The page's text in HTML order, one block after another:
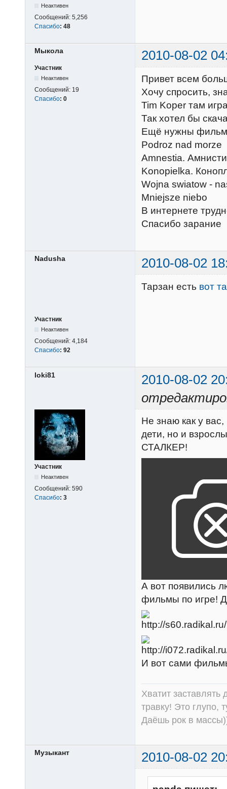
Неактивен
Сообщений: 5,256
Спасибо: 48
Мыкола 2010-08-02
Участник
Неактивен
Сообщений: 19
Спасибо: 0
Привет всем
Хочу спросить,
Tim Koper там
Так хотел бы
Ещё нужны
Podroz nad
Amnestia.
Konopielka.
Wojna swiatow -
Mniejsze
В интернете
Спасибо зарание
Nadusha 2010-08-02
Участник
Неактивен
Сообщений: 4,184
Спасибо: 92
Тарзан есть вот
loki81
2010-08-02
Участник
Неактивен
Сообщений: 590
Спасибо: 3
Не знаю как у
дети, но и
СТАЛКЕР!
А вот появились
фильмы по игре!
И вот сами
Хватит заставлять
травку! Это глупо,
Даёшь рок в
Музыкант 2010-08-02